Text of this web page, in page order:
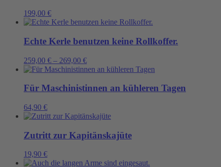
199,00 €
Echte Kerle benutzen keine Rollkoffer.
259,00 € – 269,00 €
Für Maschinistinnen an kühleren Tagen
64,90 €
Zutritt zur Kapitänskajüte
19,90 €